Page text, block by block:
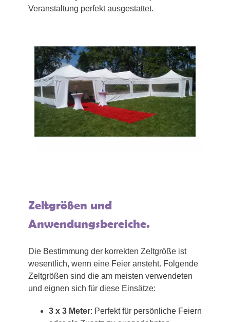
Veranstaltung perfekt ausgestattet.
Zeltgrößen und
Anwendungsbereiche.
Die Bestimmung der korrekten Zeltgröße ist
wesentlich, wenn eine Feier ansteht. Folgende
Zeltgrößen sind die am meisten verwendeten
und eignen sich für diese Einsätze:
3 x 3 Meter: Perfekt für persönliche Feiern